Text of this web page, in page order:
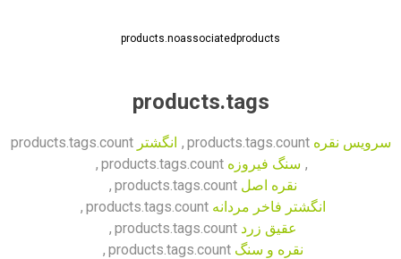
products.noassociatedproducts
products.tags
سرویس نقره products.tags.count
, انگشتر products.tags.count
, سنگ فیروزه products.tags.count
,
نقره اصل products.tags.count
,
انگشتر فاخر مردانه products.tags.count
,
عقیق زرد products.tags.count
,
نقره و سنگ products.tags.count
,